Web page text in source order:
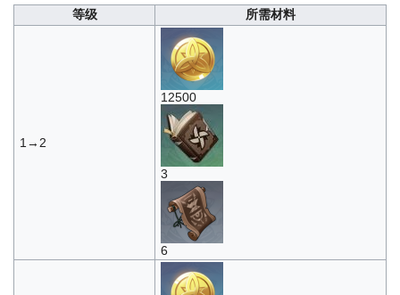
等级 所需材料
1→2
12500
3
6